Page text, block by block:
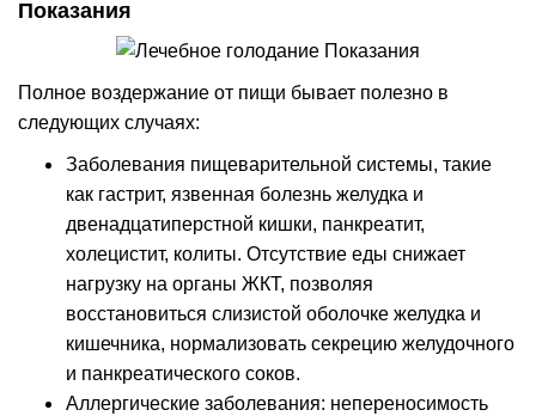
Показания
Полное воздержание от пищи бывает полезно в
следующих случаях:
Заболевания пищеварительной системы, такие
как гастрит, язвенная болезнь желудка и
двенадцатиперстной кишки, панкреатит,
холецистит, колиты. Отсутствие еды снижает
нагрузку на органы ЖКТ, позволяя
восстановиться слизистой оболочке желудка и
кишечника, нормализовать секрецию желудочного
и панкреатического соков.
Аллергические заболевания: непереносимость